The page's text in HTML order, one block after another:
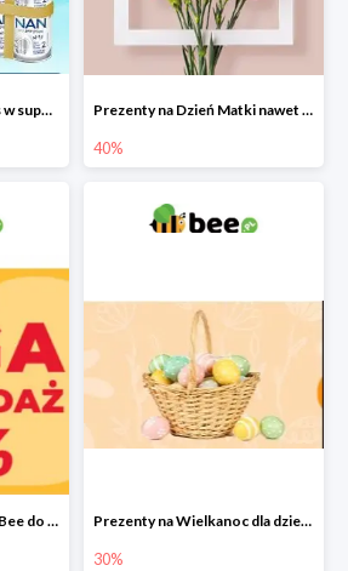
Nestle Nan Optipro Plus w super cenach! Prezenty na Dzień Matki nawet do -40%
40%
Wiosenna wyprzedaż w Bee do -70% Prezenty na Wielkanoc dla dzieci 2022 - upominki od Zajączka
30%